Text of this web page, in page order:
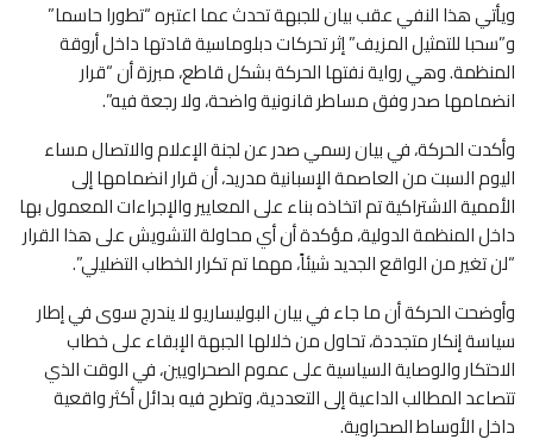
ويأتي هذا النفي عقب بيان للجبهة تحدث عما اعتبره “تطورا حاسما”
و”سحبا للتمثيل المزيف” إثر تحركات دبلوماسية قادتها داخل أروقة
المنظمة. وهي رواية نفتها الحركة بشكل قاطع، مبرزة أن “قرار
انضمامها صدر وفق مساطر قانونية واضحة، ولا رجعة فيه”.
وأكدت الحركة، في بيان رسمي صدر عن لجنة الإعلام والاتصال مساء
اليوم السبت من العاصمة الإسبانية مدريد، أن قرار انضمامها إلى
الأممية الاشتراكية تم اتخاذه بناء على المعايير والإجراءات المعمول بها
داخل المنظمة الدولية، مؤكدة أن أي محاولة التشويش على هذا القرار
“لن تغير من الواقع الجديد شيئاً، مهما تم تكرار الخطاب التضليلي”.
وأوضحت الحركة أن ما جاء في بيان البوليساريو لا يندرج سوى في إطار
سياسة إنكار متجددة، تحاول من خلالها الجبهة الإبقاء على خطاب
الاحتكار والوصاية السياسية على عموم الصحراويين، في الوقت الذي
تتصاعد المطالب الداعية إلى التعددية، وتطرح فيه بدائل أكثر واقعية
داخل الأوساط الصحراوية.